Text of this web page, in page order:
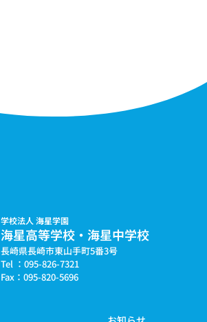
学校法人 海星学園
海星高等学校・海星中学校
長崎県長崎市東山手町5番3号
Tel ：095-826-7321
Fax：095-820-5696